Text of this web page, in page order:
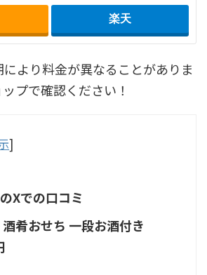
楽天
より料金が異なることがありま
プで確認ください！
]
Xでの口コミ
酒肴おせち 一段お酒付き